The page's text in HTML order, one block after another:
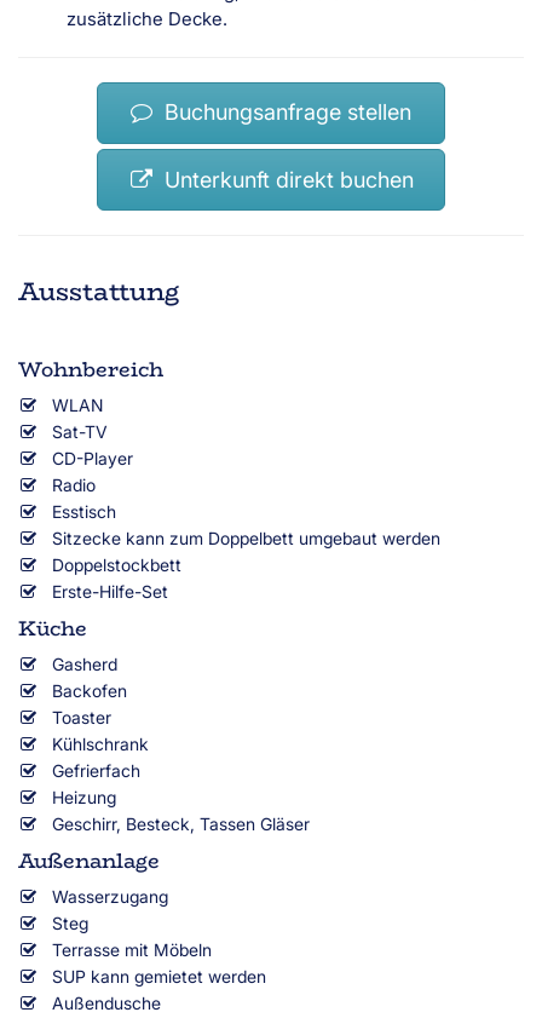
zusätzliche Decke.
Buchungsanfrage stellen
Unterkunft direkt buchen
Ausstattung
Wohnbereich
WLAN
Sat-TV
CD-Player
Radio
Esstisch
Sitzecke kann zum Doppelbett umgebaut werden
Doppelstockbett
Erste-Hilfe-Set
Küche
Gasherd
Backofen
Toaster
Kühlschrank
Gefrierfach
Heizung
Geschirr, Besteck, Tassen Gläser
Außenanlage
Wasserzugang
Steg
Terrasse mit Möbeln
SUP kann gemietet werden
Außendusche